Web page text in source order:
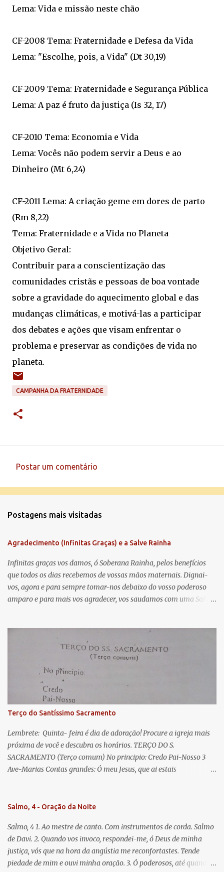
Lema: Vida e missão neste chão
CF-2008 Tema: Fraternidade e Defesa da Vida
Lema: "Escolhe, pois, a Vida" (Dt 30,19)
CF-2009 Tema: Fraternidade e Segurança Pública
Lema: A paz é fruto da justiça (Is 32, 17)
CF-2010 Tema: Economia e Vida
Lema: Vocês não podem servir a Deus e ao
Dinheiro (Mt 6,24)
CF-2011 Lema: A criação geme em dores de parto
(Rm 8,22)
Tema: Fraternidade e a Vida no Planeta
Objetivo Geral:
Contribuir para a conscientização das
comunidades cristãs e pessoas de boa vontade
sobre a gravidade do aquecimento global e das
mudanças climáticas, e motivá-las a participar
dos debates e ações que visam enfrentar o
problema e preservar as condições de vida no
planeta.
CAMPANHA DA FRATERNIDADE
e
t
á
r
i
o
Postar um comentário
Postagens mais visitadas
Agradecimento (Infinitas Graças) e a Salve Rainha
Infinitas graças vos damos, ó Soberana Rainha, pelos benefícios
que todos os dias recebemos de vossas mãos maternais. Dignai-
vos, agora e para sempre tomar-nos debaixo do vosso poderoso
amparo e para mais vos agradecer, vos saudamos com uma Salve
lágrimas. Eia, pois, Advogada nossa, estes vossos olhos
misericordiosos a nós volvei, e depois deste desterro, mostrai-nos
Jesus. Bendito é o fruto do vosso ventre, ó clemente, ó piedosa, ó
doce e sempre Virgem Maria. Rogai por nós Santa Mãe de Deus.
Para que sejamos dignos das promessas de Cristo. Amém.
Terço do Santíssimo Sacramento
Lembrete: Quinta- feira é dia de adoração! Procure a igreja mais
próxima de você e descubra os horários. TERÇO DO S.
SACRAMENTO (Terço comum) No principio: Credo Pai-Nosso 3
Ave-Marias Contas grandes: Ó meu Jesus, que ai estais
Vós morra eu! Nas contas pequenas: Sacramento de Amor!
que nos salva, dá-nos Vossa força, Vosso perdão e a Vossa
misericórdia. (no fim) Rezar 3 vezes: Louvores e graças se deem a
cada momento ao Santíssimo e Diviníssimo Sacramento.
Salmo, 4 - Oração da Noite
Salmo, 4 1. Ao mestre de canto. Com instrumentos de corda. Salmo
de Davi. 2. Quando vos invoco, respondei-me, ó Deus de minha
justiça, vós que na hora da angústia me reconfortastes. Tende
piedade de mim e ouvi minha oração. 3. Ó poderosos, até quando